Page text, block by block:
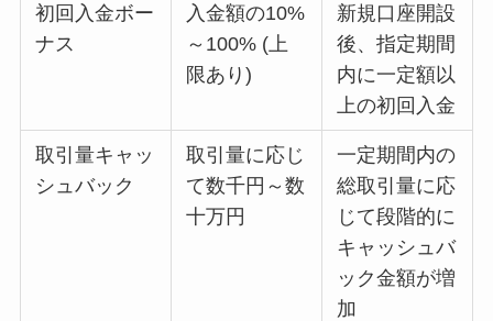
初回入金ボー
ナス
入金額の10%
～100% (上
限あり)
新規口座開設
後、指定期間
内に一定額以
上の初回入金
取引量キャッ
シュバック
取引量に応じ
て数千円～数
十万円
一定期間内の
総取引量に応
じて段階的に
キャッシュバ
ック金額が増
加